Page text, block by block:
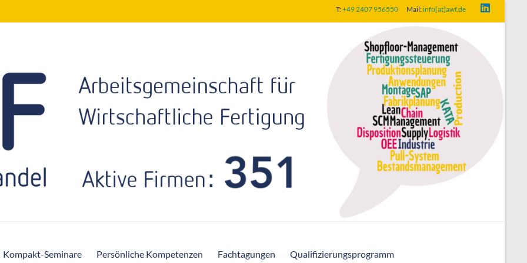
T:+49 2407 956550 Mail:info[at]awf.de
Kompakt-Seminare Persönliche Kompetenzen Fachtagungen Qualifizierungsprogramm